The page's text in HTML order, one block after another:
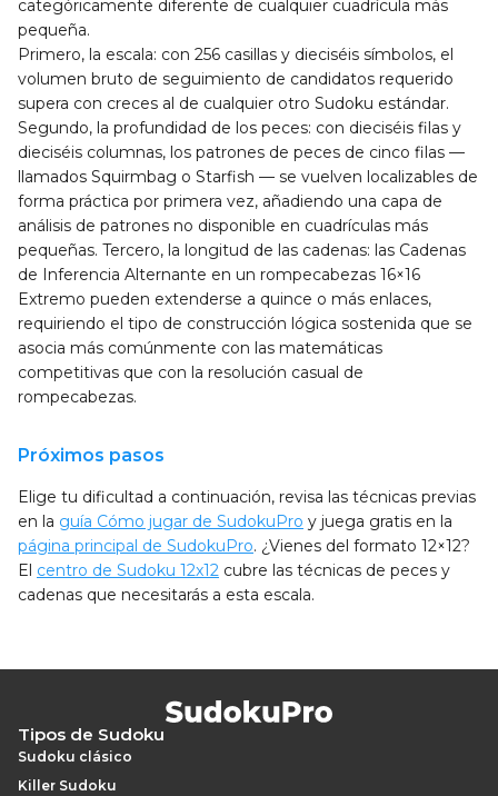
categóricamente diferente de cualquier cuadrícula más
pequeña.
Primero, la escala: con 256 casillas y dieciséis símbolos, el
volumen bruto de seguimiento de candidatos requerido
supera con creces al de cualquier otro Sudoku estándar.
Segundo, la profundidad de los peces: con dieciséis filas y
dieciséis columnas, los patrones de peces de cinco filas —
llamados Squirmbag o Starfish — se vuelven localizables de
forma práctica por primera vez, añadiendo una capa de
análisis de patrones no disponible en cuadrículas más
pequeñas. Tercero, la longitud de las cadenas: las Cadenas
de Inferencia Alternante en un rompecabezas 16×16
Extremo pueden extenderse a quince o más enlaces,
requiriendo el tipo de construcción lógica sostenida que se
asocia más comúnmente con las matemáticas
competitivas que con la resolución casual de
rompecabezas.
Próximos pasos
Elige tu dificultad a continuación, revisa las técnicas previas
en la guía Cómo jugar de SudokuPro y juega gratis en la
página principal de SudokuPro. ¿Vienes del formato 12×12?
El centro de Sudoku 12x12 cubre las técnicas de peces y
cadenas que necesitarás a esta escala.
Tipos de Sudoku
Sudoku clásico
Killer Sudoku